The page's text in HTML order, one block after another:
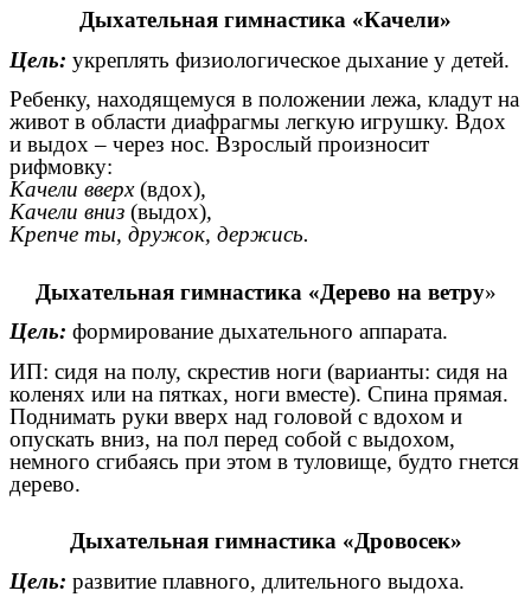
Дыхательная гимнастика «Качели»
Цель: укреплять физиологическое дыхание у детей.
Ребенку, находящемуся в положении лежа, кладут на
живот в области диафрагмы легкую игрушку. Вдох
и выдох – через нос. Взрослый произносит
рифмовку:
Качели вверх(вдох),
Качели вниз (выдох),
Крепче ты, дружок, держись.
Дыхательная гимнастика «Дерево на ветру»
Цель: формирование дыхательного аппарата.
ИП: сидя на полу, скрестив ноги (варианты: сидя на
коленях или на пятках, ноги вместе). Спина прямая.
Поднимать руки вверх над головой с вдохом и
опускать вниз, на пол перед собой с выдохом,
немного сгибаясь при этом в туловище, будто гнется
дерево.
Дыхательная гимнастика «Дровосек»
Цель: развитие плавного, длительного выдоха.